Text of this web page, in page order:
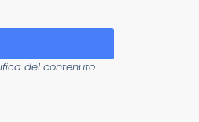
del contenuto.